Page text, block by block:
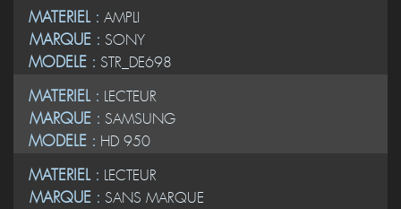
MATERIEL : AMPLI
MARQUE : SONY
MODELE : STR_DE698
MATERIEL : LECTEUR
MARQUE : SAMSUNG
MODELE : HD 950
MATERIEL : LECTEUR
MARQUE : SANS MARQUE